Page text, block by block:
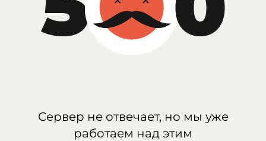
Сервер не отвечает, но мы уже
работаем над этим